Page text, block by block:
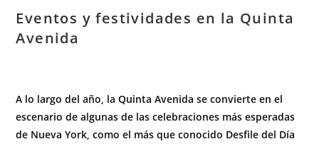
Eventos y festividades en la Quinta
Avenida
A lo largo del año, la Quinta Avenida se convierte en el
escenario de algunas de las celebraciones más esperadas
de Nueva York, como el más que conocido Desfile del Día